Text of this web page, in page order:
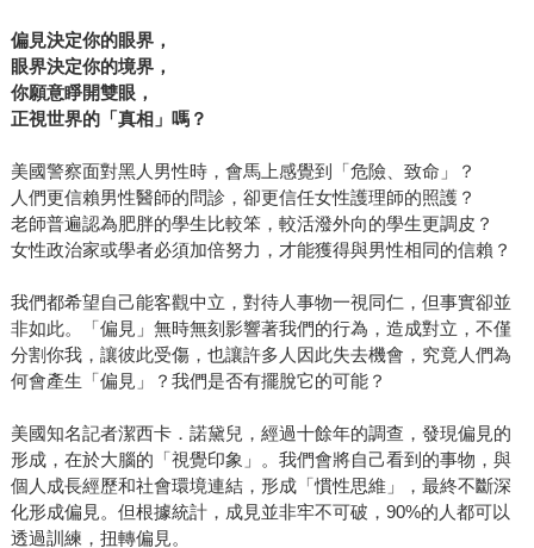
等問題，而一如皮凱提所說，這些困境不能僅僅交給少數人
來決定，每個公民都必須要起而參與才行。 反思平等的奮
鬥，讓我們敏銳地感受這段歷史所經歷的殘酷轉折點，同時
也讓我們意識到，當今強烈的不平等感受，正是這趟奮鬥尚
的進步來開闊了我們的視野，讓我們發現這塊土地還有很多
地方，值得我們花時間點亮。
偏見決定你的眼界，
眼界決定你的境界，
你願意睜開雙眼，
正視世界的「真相」嗎？
美國警察面對黑人男性時，會馬上感覺到「危險、致命」？
人們更信賴男性醫師的問診，卻更信任女性護理師的照護？
老師普遍認為肥胖的學生比較笨，較活潑外向的學生更調皮？
女性政治家或學者必須加倍努力，才能獲得與男性相同的信賴？
我們都希望自己能客觀中立，對待人事物一視同仁，但事實卻並
非如此。「偏見」無時無刻影響著我們的行為，造成對立，不僅
分割你我，讓彼此受傷，也讓許多人因此失去機會，究竟人們為
何會產生「偏見」？我們是否有擺脫它的可能？
美國知名記者潔西卡．諾黛兒，經過十餘年的調查，發現偏見的
形成，在於大腦的「視覺印象」。我們會將自己看到的事物，與
個人成長經歷和社會環境連結，形成「慣性思維」，最終不斷深
化形成偏見。但根據統計，成見並非牢不可破，90%的人都可以
透過訓練，扭轉偏見。